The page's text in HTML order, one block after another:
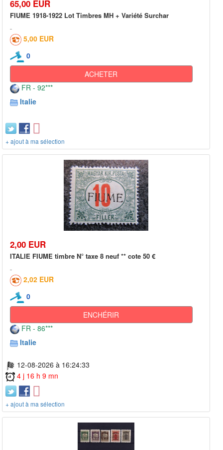
65,00 EUR
FIUME 1918-1922 Lot Timbres MH + Variété Surchar
5,00 EUR
0
ACHETER
FR - 92***
Italie
+ ajout à ma sélection
2,00 EUR
ITALIE FIUME timbre N° taxe 8 neuf ** cote 50 €
2,02 EUR
0
ENCHÉRIR
FR - 86***
Italie
12-08-2026 à 16:24:33
4 j 16 h 9 mn
+ ajout à ma sélection